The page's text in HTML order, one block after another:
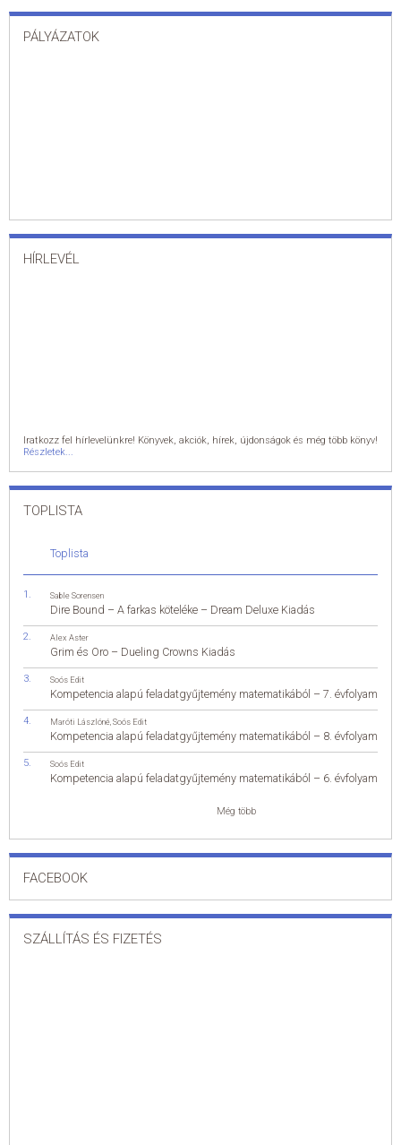
PÁLYÁZATOK
HÍRLEVÉL
Iratkozz fel hírlevelünkre! Könyvek, akciók, hírek, újdonságok és még több könyv!
Részletek...
TOPLISTA
Toplista
Sable Sorensen
Dire Bound – A farkas köteléke – Dream Deluxe Kiadás
Alex Aster
Grim és Oro – Dueling Crowns Kiadás
Soós Edit
Kompetencia alapú feladatgyűjtemény matematikából – 7. évfolyam
Maróti Lászlóné Soós Edit
Kompetencia alapú feladatgyűjtemény matematikából – 8. évfolyam
Soós Edit
Kompetencia alapú feladatgyűjtemény matematikából – 6. évfolyam
Még több
FACEBOOK
SZÁLLÍTÁS ÉS FIZETÉS